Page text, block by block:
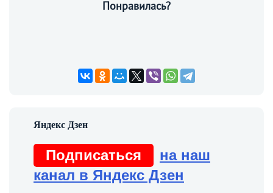
Понравилась?
Подписаться
на наш
канал в Яндекс Дзен